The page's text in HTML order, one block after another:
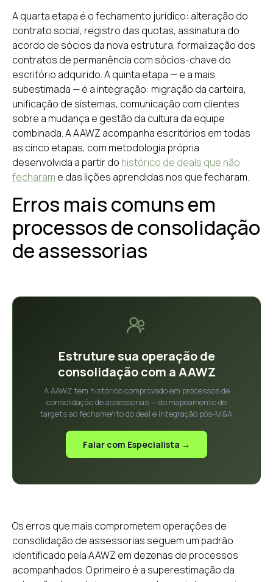
A quarta etapa é o fechamento jurídico: alteração do
contrato social, registro das quotas, assinatura do
acordo de sócios da nova estrutura, formalização dos
contratos de permanência com sócios-chave do
escritório adquirido. A quinta etapa — e a mais
subestimada — é a integração: migração da carteira,
unificação de sistemas, comunicação com clientes
sobre a mudança e gestão da cultura da equipe
combinada. A AAWZ acompanha escritórios em todas
as cinco etapas, com metodologia própria
desenvolvida a partir do histórico de deals que não
fecharam e das lições aprendidas nos que fecharam.
Erros mais comuns em
processos de consolidação
de assessorias
Estruture sua operação de
consolidação com a AAWZ
A AAWZ tem histórico comprovado em processos de
consolidação de assessorias — do mapeamento de
targets ao fechamento do deal e integração pós-M&A.
Falar com Especialista →
Os erros que mais comprometem operações de
consolidação de assessorias seguem um padrão
identificado pela AAWZ em dezenas de processos
acompanhados. O primeiro é a superestimação da